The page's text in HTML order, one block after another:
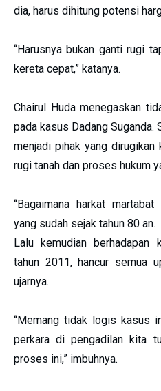
dia, harus dihitung potensi
“Harusnya bukan ganti rugi
kereta cepat,” katanya.
Chairul Huda menegaskan
pada kasus Dadang Suganda.
menjadi pihak yang
rugi tanah dan proses hukum
“Bagaimana harkat
yang sudah sejak tahun 80 an.
Lalu kemudian
tahun 2011, hancur semua
ujarnya.
“Memang tidak logis kasus
perkara di pengadilan kita
proses ini,” imbuhnya.